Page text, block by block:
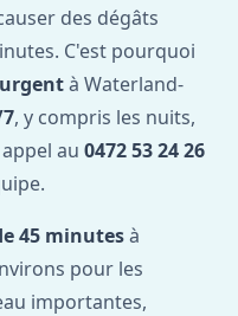
des dégâts
C'est pourquoi
à Waterland-
, y compris les nuits,
au 0472 53 24 26
45 minutesà
pour les
importantes,